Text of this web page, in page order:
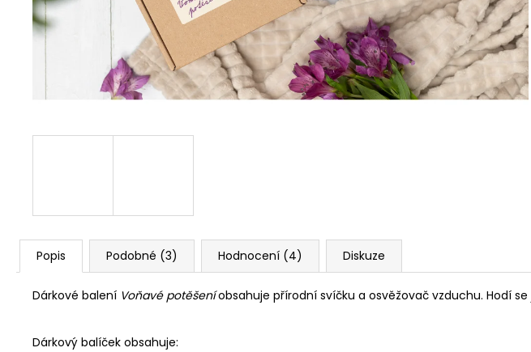
Popis Podobné (3) Hodnocení (4) Diskuze
Dárkové balení Voňavé potěšeníobsahuje přírodní svíčku a osvěžovač vzduchu. Hodí se
Dárkový balíček obsahuje:
235 Kč